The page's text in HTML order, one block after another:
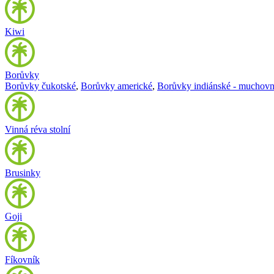
Kiwi
Borůvky
Borůvky čukotské, Borůvky americké, Borůvky indiánské -
Vinná réva stolní
Brusinky
Goji
Fíkovník